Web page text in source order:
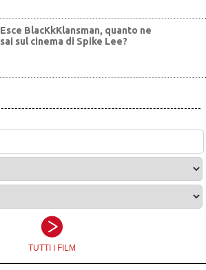
Esce BlacKkKlansman, quanto ne
sai sul cinema di Spike Lee?